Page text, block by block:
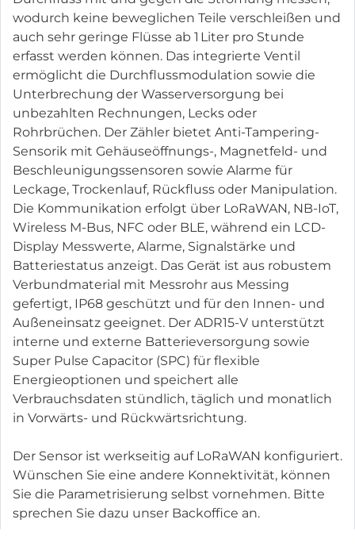
wodurch keine beweglichen Teile verschleißen und
auch sehr geringe Flüsse ab 1 Liter pro Stunde
erfasst werden können. Das integrierte Ventil
ermöglicht die Durchflussmodulation sowie die
Unterbrechung der Wasserversorgung bei
unbezahlten Rechnungen, Lecks oder
Rohrbrüchen. Der Zähler bietet Anti-Tampering-
Sensorik mit Gehäuseöffnungs-, Magnetfeld- und
Beschleunigungssensoren sowie Alarme für
Leckage, Trockenlauf, Rückfluss oder Manipulation.
Die Kommunikation erfolgt über LoRaWAN, NB-IoT,
Wireless M-Bus, NFC oder BLE, während ein LCD-
Display Messwerte, Alarme, Signalstärke und
Batteriestatus anzeigt. Das Gerät ist aus robustem
Verbundmaterial mit Messrohr aus Messing
gefertigt, IP68 geschützt und für den Innen- und
Außeneinsatz geeignet. Der ADR15-V unterstützt
interne und externe Batterieversorgung sowie
Super Pulse Capacitor (SPC) für flexible
Energieoptionen und speichert alle
Verbrauchsdaten stündlich, täglich und monatlich
in Vorwärts- und Rückwärtsrichtung.
Der Sensor ist werkseitig auf LoRaWAN konfiguriert.
Wünschen Sie eine andere Konnektivität, können
Sie die Parametrisierung selbst vornehmen. Bitte
sprechen Sie dazu unser Backoffice an.